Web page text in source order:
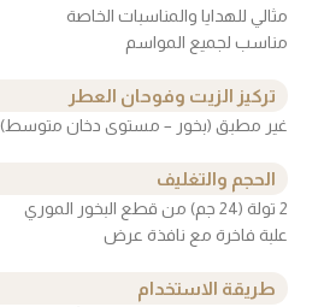
مثالي للهدايا والمناسبات الخاصة
مناسب لجميع المواسم
تركيز الزيت وفوحان العطر
غير مطبق (بخور – مستوى دخان متوسط)
الحجم والتغليف
2 تولة (24 جم) من قطع البخور الموري
علبة فاخرة مع نافذة عرض
طريقة الاستخدام